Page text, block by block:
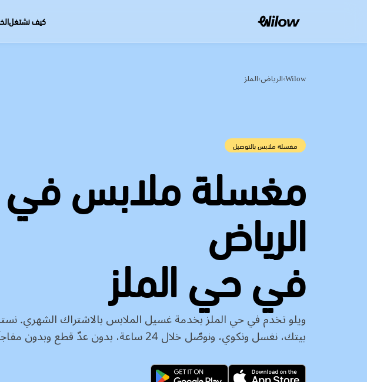
كيف نشتغل
Wilow
›الرياض›الملز
مغسلة ملابس بالتوصيل
مغسلة ملابس في
الرياض
في حي الملز
ويلو تخدم في حي الملز بخدمة غسيل الملابس بالاشتراك الشهري.
بيتك، نغسل ونكوي، ونوصّل خلال 24 ساعة، بدون عدّ قطع وبدون مفاجآت.